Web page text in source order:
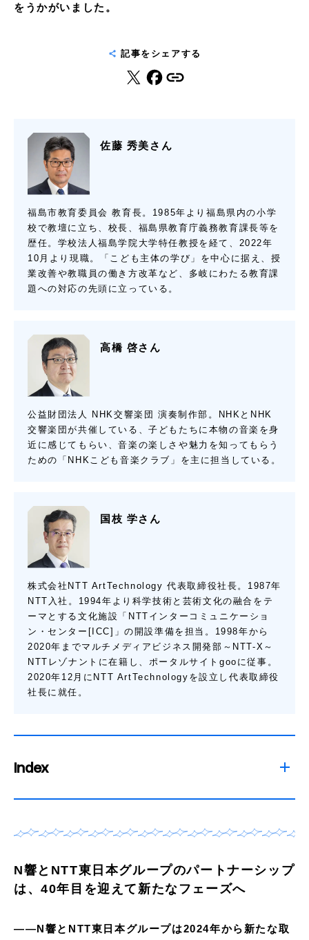
をうかがいました。
記事をシェアする
佐藤 秀美さん
福島市教育委員会 教育長。1985年より福島県内の小学
校で教壇に立ち、校長、福島県教育庁義務教育課長等を
歴任。学校法人福島学院大学特任教授を経て、2022年
10月より現職。「こども主体の学び」を中心に据え、授
業改善や教職員の働き方改革など、多岐にわたる教育課
題への対応の先頭に立っている。
高橋 啓さん
公益財団法人 NHK交響楽団 演奏制作部。NHKとNHK
交響楽団が共催している、子どもたちに本物の音楽を身
近に感じてもらい、音楽の楽しさや魅力を知ってもらう
ための「NHKこども音楽クラブ」を主に担当している。
国枝 学さん
株式会社NTT ArtTechnology 代表取締役社長。1987年
NTT入社。1994年より科学技術と芸術文化の融合をテ
ーマとする文化施設「NTTインターコミュニケーショ
ン・センター[ICC]」の開設準備を担当。1998年から
2020年までマルチメディアビジネス開発部～NTT-X～
NTTレゾナントに在籍し、ポータルサイトgooに従事。
2020年12月にNTT ArtTechnologyを設立し代表取締役
社長に就任。
Index
N響とNTT東日本グループのパートナーシップ
は、40年目を迎えて新たなフェーズへ
——N響とNTT東日本グループは2024年から新たな取